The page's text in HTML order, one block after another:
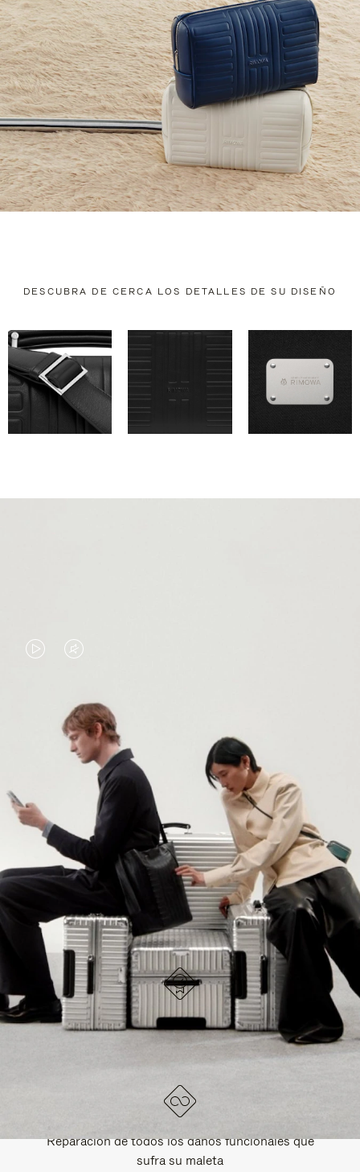
DESCUBRA DE CERCA LOS DETALLES DE SU DISEÑO
EL
NO
ESTÁ
PAUSADO,
PULSE
PARA
PAUSARLO.
EL
DEL
VÍDEO
ESTÁ
DESACTIVADO:
PULSE
PARA
ACTIVARLO.
SIGA DESCUBRIENDO LA COLECCIÓN
VER TODOS LOS BOLSOS RIMOWA
DISEÑO ALEMÁN
Cada artículo se somete a pruebas de calidad y se
inspecciona minuciosamente
Reparación de todos los daños funcionales que
sufra su maleta